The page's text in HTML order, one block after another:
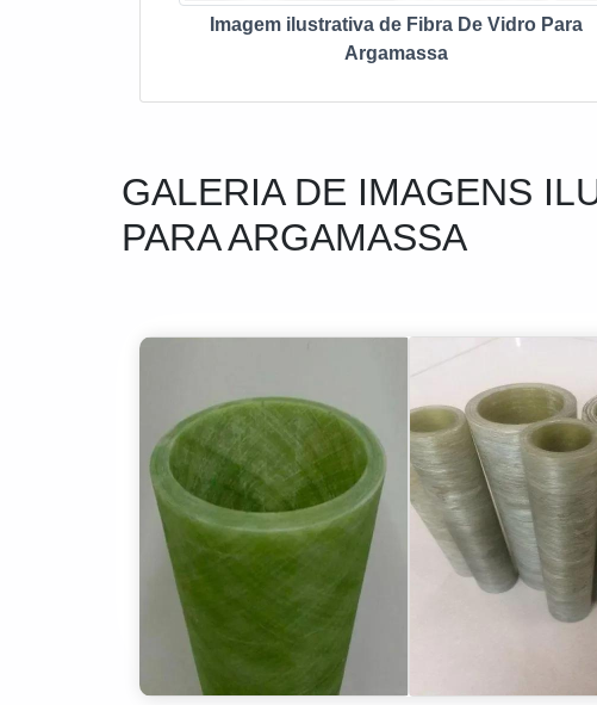
Imagem ilustrativa de Fibra De Vidro Para
Argamassa
GALERIA DE IMAGENS
PARA ARGAMASSA